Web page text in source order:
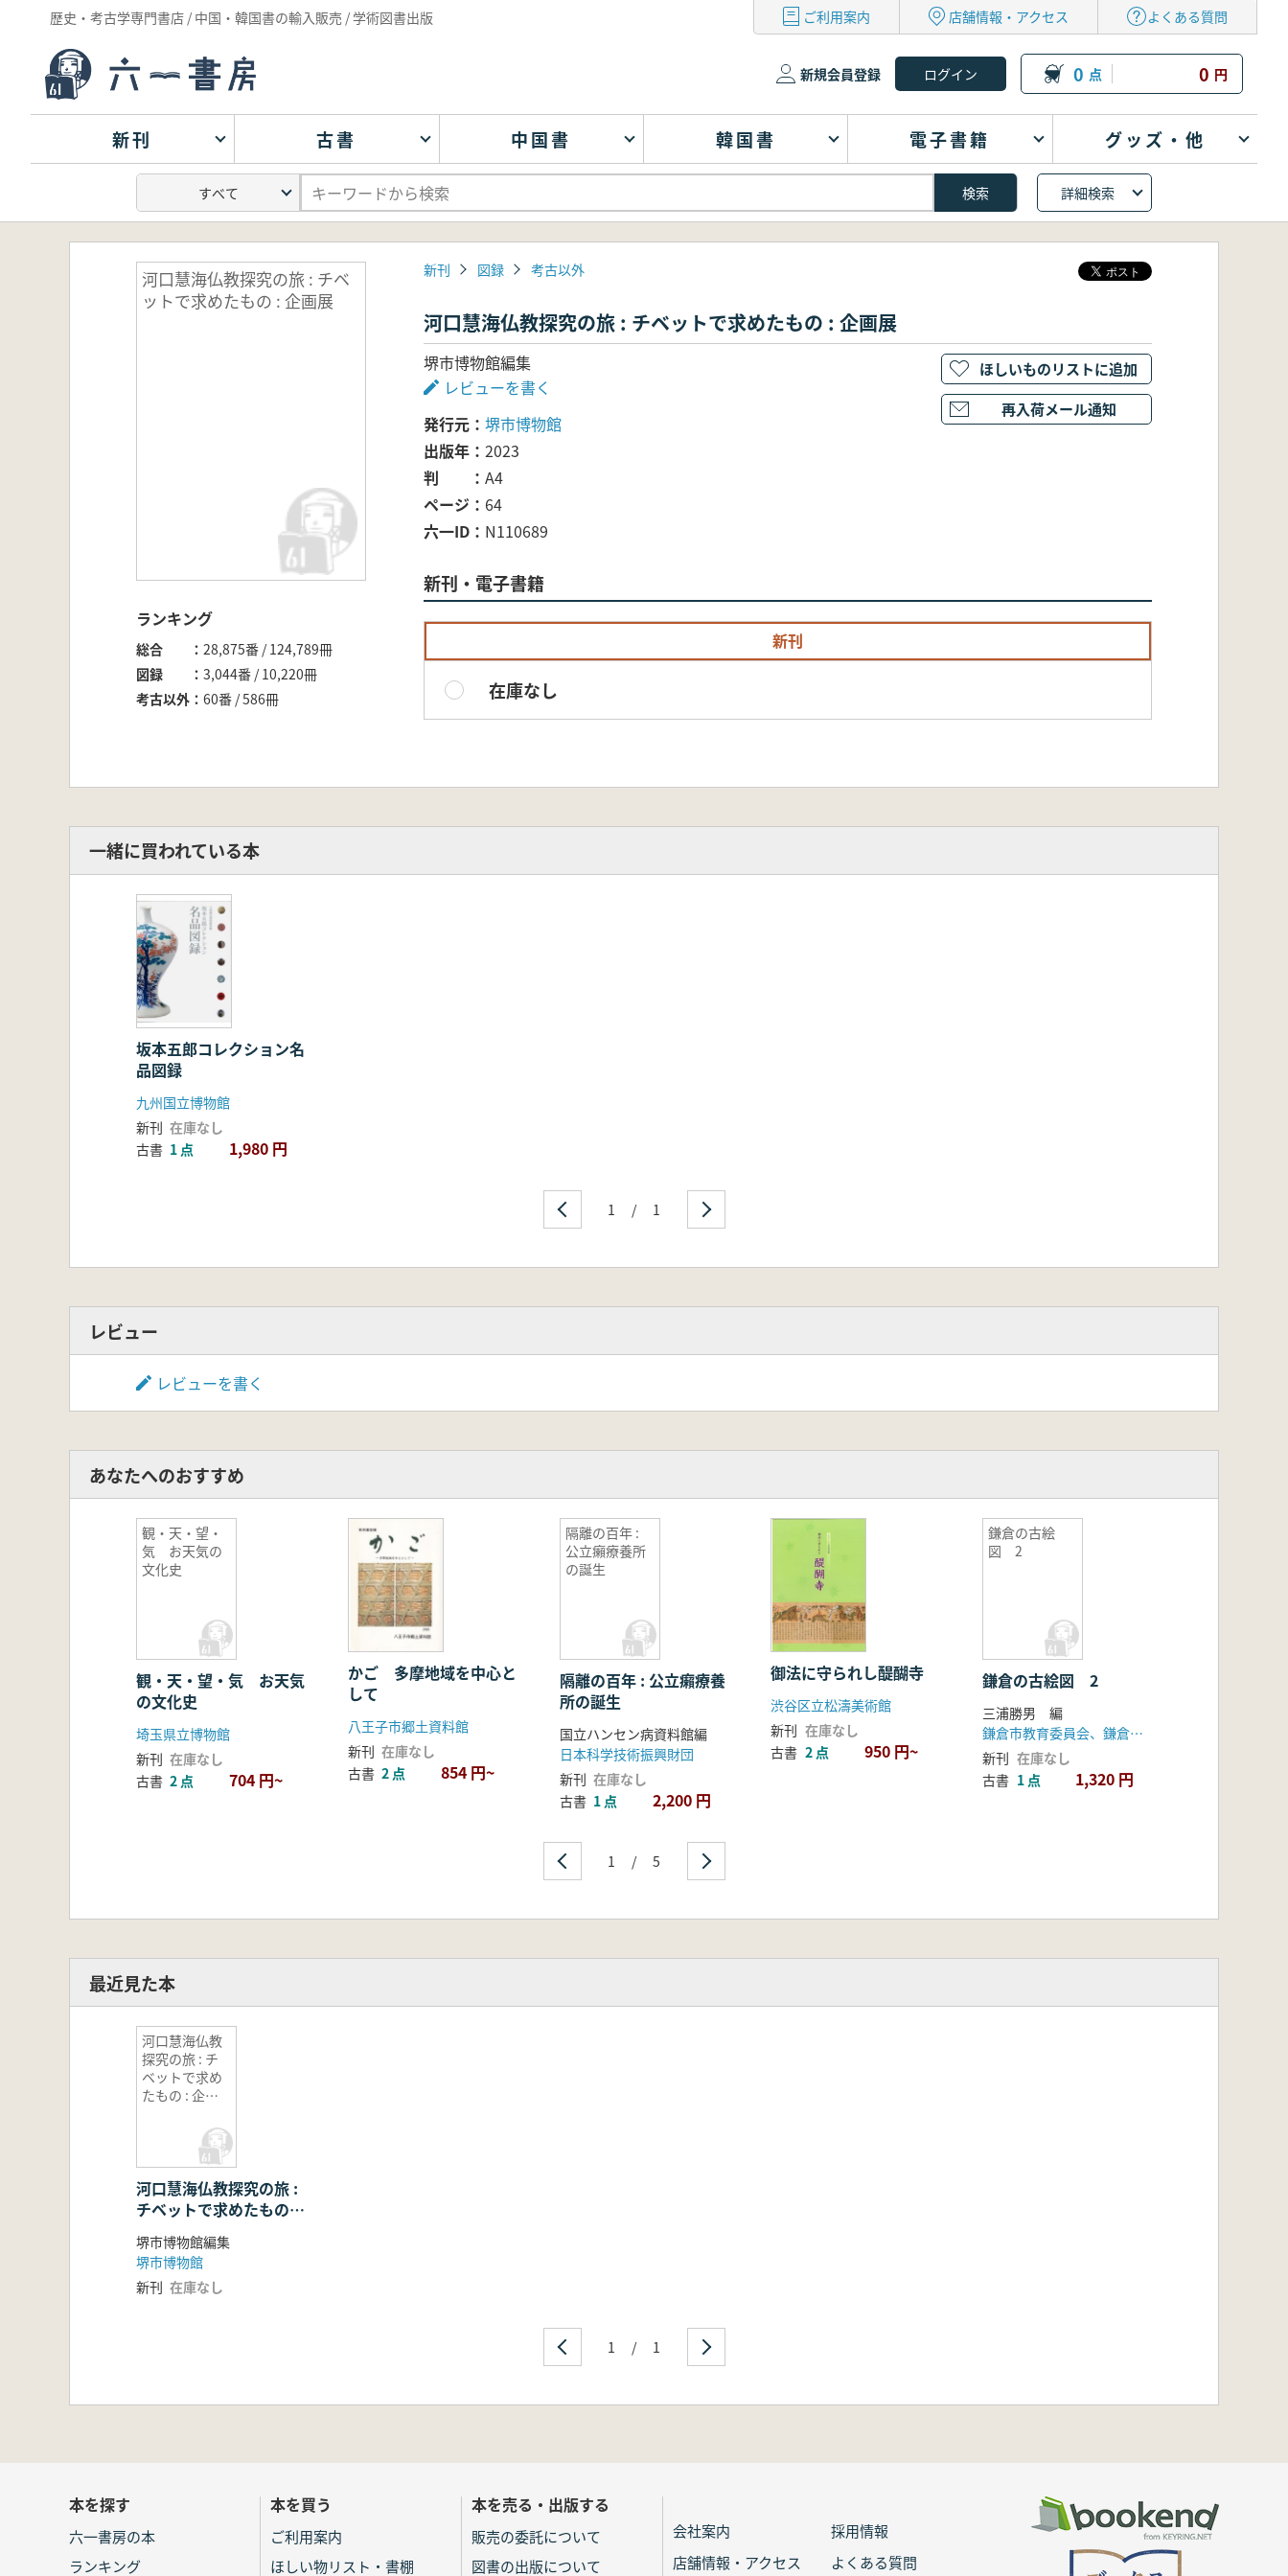
歴史・考古学専門書店 / 中国・韓国書の輸入販売 / 学術図書出版 ご利用案内 店舗情報・アクセス よくある質問
新規会員登録 0 点 0 円
新刊 古書 中国書 韓国書 電子書籍 グッズ・他
詳細検索
河口慧海仏教探究の旅 : チベ
ットで求めたもの : 企画展
ランキング
総合
28,875番 / 124,789冊
図録
3,044番 / 10,220冊
考古以外
60番 / 586冊
新刊 図録 考古以外
河口慧海仏教探究の旅 : チベットで求めたもの : 企画展
堺市博物館編集
レビューを書く
発行元
堺市博物館
出版年
2023
判
A4
ページ
64
六一ID
N110689
新刊・電子書籍
新刊
在庫なし
ほしいものリストに追加
再入荷メール通知
一緒に買われている本
坂本五郎コレクション名
品図録
九州国立博物館
新刊 在庫なし
古書 1 点 1,980 円
1 / 1
レビュー
レビューを書く
あなたへのおすすめ
観・天・望・
気 お天気の
文化史
観・天・望・気 お天気
の文化史
埼玉県立博物館
新刊 在庫なし
古書 2 点 704 円~
かご 多摩地域を中心と
して
八王子市郷土資料館
新刊 在庫なし
古書 2 点 854 円~
隔離の百年 :
公立癩療養所
の誕生
隔離の百年 : 公立癩療養
所の誕生
国立ハンセン病資料館編
日本科学技術振興財団
新刊 在庫なし
古書 1 点 2,200 円
御法に守られし醍醐寺
渋谷区立松濤美術館
新刊 在庫なし
古書 2 点 950 円~
鎌倉の古絵
図 2
鎌倉の古絵図 2
三浦勝男 編
鎌倉市教育委員会、鎌倉国宝館
新刊 在庫なし
古書 1 点 1,320 円
1 / 5
最近見た本
河口慧海仏教
探究の旅 : チ
ベットで求め
たもの : 企画
河口慧海仏教探究の旅 :
チベットで求めたもの :
企画展
堺市博物館編集
堺市博物館
新刊 在庫なし
1 / 1
本を探す
六一書房の本
ランキング
本を買う
ご利用案内
ほしい物リスト・書棚
本を売る・出版する
販売の委託について
図書の出版について
会社案内
採用情報
店舗情報・アクセス
よくある質問